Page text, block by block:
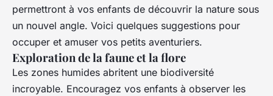
permettront à vos enfants de découvrir la nature sous
un nouvel angle. Voici quelques suggestions pour
occuper et amuser vos petits aventuriers.
Exploration de la faune et la flore
Les zones humides abritent une biodiversité
incroyable. Encouragez vos enfants à observer les